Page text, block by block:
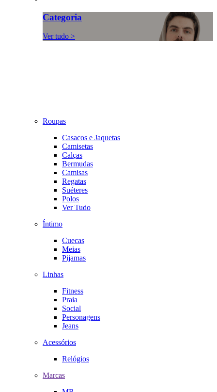
Categoria
Ver tudo >
Roupas
Casacos e Jaquetas
Camisetas
Calças
Bermudas
Camisas
Regatas
Suéteres
Polos
Ver Tudo
Íntimo
Cuecas
Meias
Pijamas
Linhas
Fitness
Praia
Social
Personagens
Jeans
Acessórios
Relógios
Marcas